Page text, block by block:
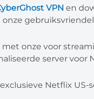
VPN en
onze
met onze voor
server voor
Netflix US-